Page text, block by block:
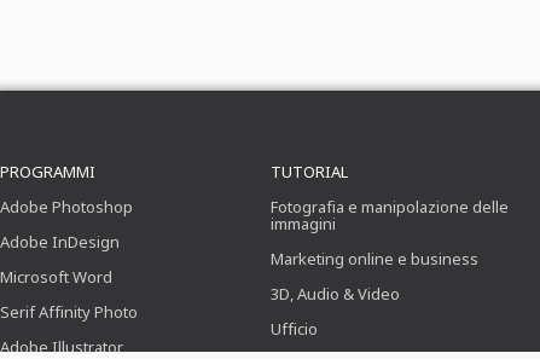
PROGRAMMI
Adobe Photoshop
Adobe InDesign
Microsoft Word
Serif Affinity Photo
Adobe Illustrator
TUTORIAL
Fotografia e manipolazione delle
immagini
Marketing online e business
3D, Audio & Video
Ufficio